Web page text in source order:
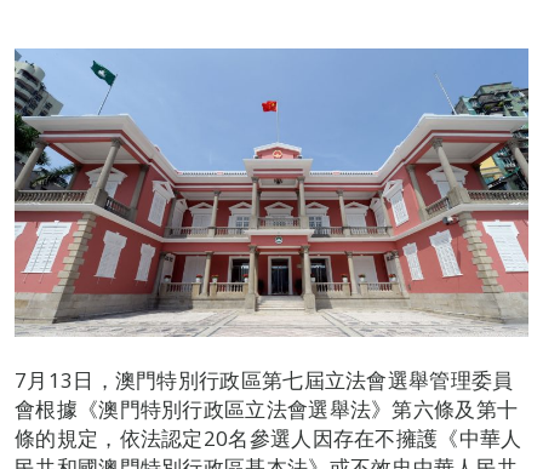
7月13日，澳門特別行政區第七屆立法會選舉管理委員
會根據《澳門特別行政區立法會選舉法》第六條及第十
條的規定，依法認定20名參選人因存在不擁護《中華人